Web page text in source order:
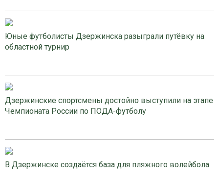
Юные футболисты Дзержинска разыграли путёвку на
областной турнир
Дзержинские спортсмены достойно выступили на этапе
Чемпионата России по ПОДА-футболу
В Дзержинске создаётся база для пляжного волейбола